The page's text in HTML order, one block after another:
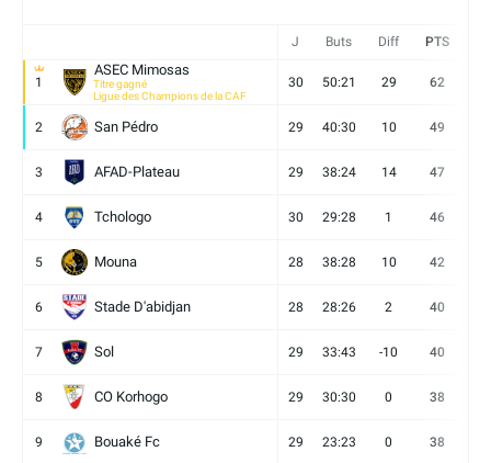
J Buts Diff PTS
1
ASEC Mimosas
Titre gagné
Ligue des Champions de la CAF
30 50:21 29 62
2 San Pédro 29 40:30 10 49
3 AFAD-Plateau 29 38:24 14 47
4 Tchologo 30 29:28 1 46
5 Mouna 28 38:28 10 42
6 Stade D'abidjan 28 28:26 2 40
7 Sol 29 33:43 -10 40
8 CO Korhogo 29 30:30 0 38
9 Bouaké Fc 29 23:23 0 38